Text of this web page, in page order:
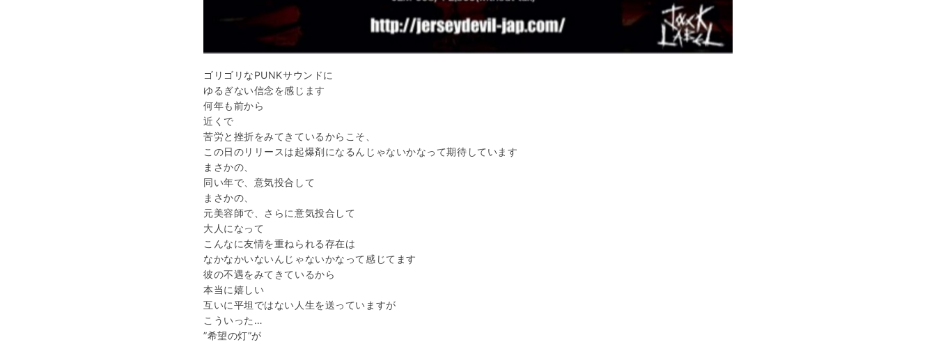
ゴリゴリなPUNKサウンドに
ゆるぎない信念を感じます
何年も前から
近くで
苦労と挫折をみてきているからこそ、
この日のリリースは起爆剤になるんじゃないかなって期待しています
まさかの、
同い年で、意気投合して
まさかの、
元美容師で、さらに意気投合して
大人になって
こんなに友情を重ねられる存在は
なかなかいないんじゃないかなって感じてます
彼の不遇をみてきているから
本当に嬉しい
互いに平坦ではない人生を送っていますが
こういった…
”希望の灯”が